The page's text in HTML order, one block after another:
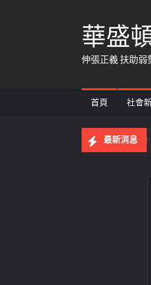
華盛
伸張正義 扶助弱
首頁 社會
最新消息
少年隊警察爸爸」致敬！